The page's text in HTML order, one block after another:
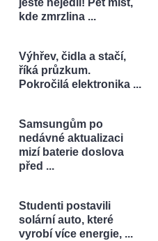
kde zmrzlina ...
Výhřev, čidla a stačí,
říká průzkum.
Pokročilá elektronika ...
Samsungům po
nedávné aktualizaci
mizí baterie doslova
před ...
Studenti postavili
solární auto, které
vyrobí více energie, ...